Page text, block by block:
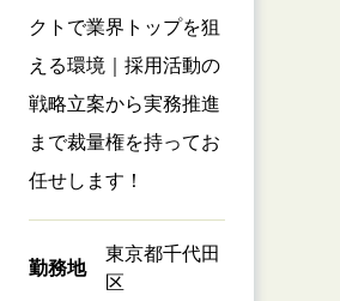
クトで業界トップを狙
える環境｜採用活動の
戦略立案から実務推進
まで裁量権を持ってお
任せします！
勤務地
東京都千代田
区